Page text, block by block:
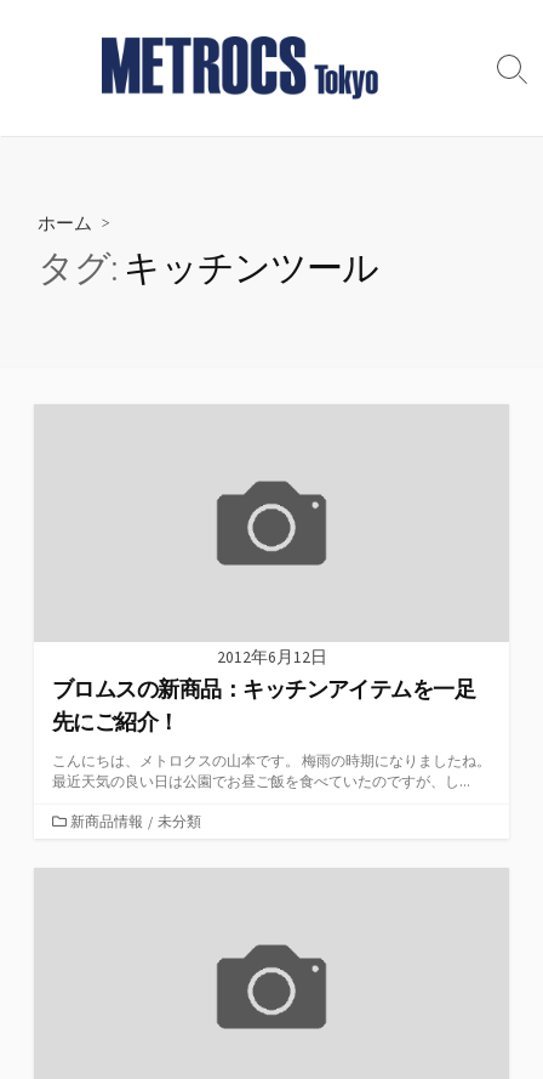
ツ
検
ホーム >
タグ: キッチンツール
2012年6月12日
ブロムスの新商品：キッチンアイテムを一足
先にご紹介！
こんにちは、メトロクスの山本です。 梅雨の時期になりましたね。
最近天気の良い日は公園でお昼ご飯を食べていたのですが、し...
カ
ゴ
新商品情報 / 未分類